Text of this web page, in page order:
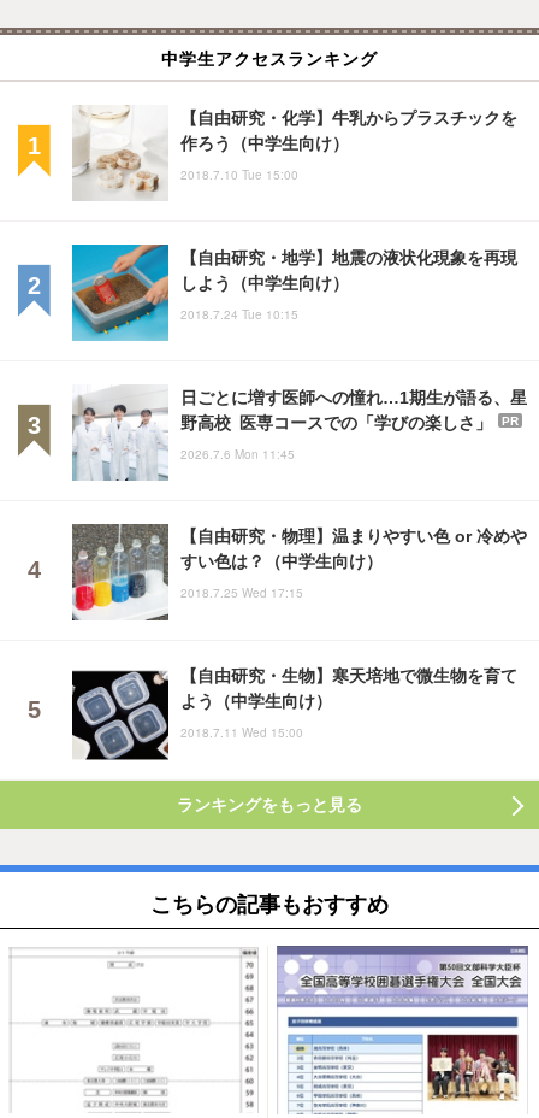
中学生アクセスランキング
【自由研究・化学】牛乳からプラスチックを
作ろう（中学生向け）
2018.7.10 Tue 15:00
【自由研究・地学】地震の液状化現象を再現
しよう（中学生向け）
2018.7.24 Tue 10:15
日ごとに増す医師への憧れ…1期生が語る、星
野高校 医専コースでの「学びの楽しさ」
PR
2026.7.6 Mon 11:45
【自由研究・物理】温まりやすい色 or 冷めや
すい色は？（中学生向け）
2018.7.25 Wed 17:15
【自由研究・生物】寒天培地で微生物を育て
よう（中学生向け）
2018.7.11 Wed 15:00
ランキングをもっと見る
こちらの記事もおすすめ